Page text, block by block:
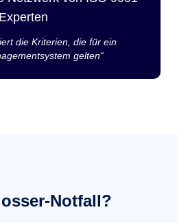
Experten
die Kriterien, die für ein
gelten“
Notfall?